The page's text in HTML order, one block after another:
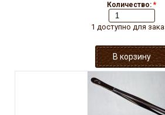
Количество: *
1 доступно для